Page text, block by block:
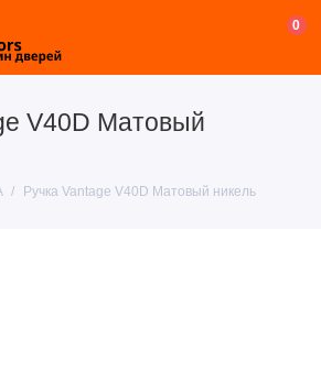
0
V40D Матовый
Ручка Vantage V40D Матовый никель